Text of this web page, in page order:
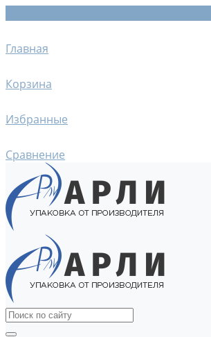
Главная
Корзина
Избранные
Сравнение